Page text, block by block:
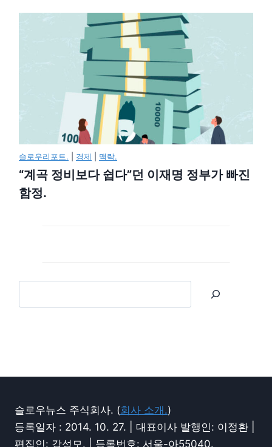
슬로우리포트. 경제 맥락.
“계곡 정비보다 쉽다”던 이재명 정부가 빠진
함정.
슬로우뉴스 주식회사. (회사 소개.)
등록일자 : 2014. 10. 27. | 대표이사 발행인: 이정환 |
편집인: 강성모. | 등록번호: 서울-아55040.